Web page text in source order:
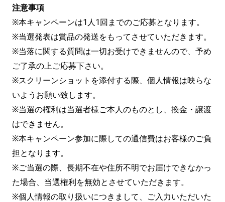
注意事項
※本キャンペーンは1人1回までのご応募となります。
※当選発表は賞品の発送をもってさせていただきます。
※当落に関する質問は一切お受けできませんので、予め
ご了承の上ご応募下さい。
※スクリーンショットを添付する際、個人情報は映らな
いようお願い致します。
※当選の権利は当選者様ご本人のものとし、換金・譲渡
はできません。
※本キャンペーン参加に際しての通信費はお客様のご負
担となります。
※ご当選の際、長期不在や住所不明でお届けできなかっ
た場合、当選権利を無効とさせていただきます。
※個人情報の取り扱いにつきまして、ご入力いただいた